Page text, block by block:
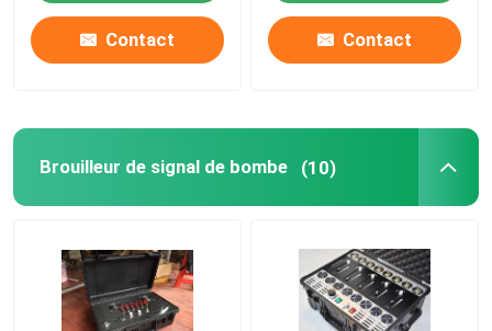
Contact Contact
Brouilleur de signal de bombe (10)